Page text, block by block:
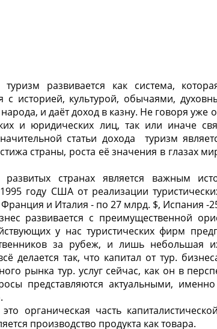
развивается как система,
с историей, культурой, обычаями,
и даёт доход в казну. Не говоря уже о
и юридических лиц, так или иначе
статьи дохода туризм
страны, роста её значения в глазах
развитых странах является важным
году США от реализации
и Италия - по 27 млрд. $, Испания -
развивается с преимущественной
у нас туристических фирм
за рубеж, и лишь небольшая
делается так, что капитал от тур.
рынка тур. услуг сейчас, как он в
представляются актуальными,
органическая часть
производство продукта как товара.